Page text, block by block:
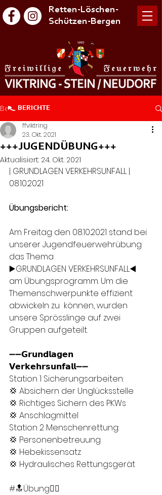
Retten-Löschen-
Schützen-Bergen
Beitrag
+++JUGENDÜBUNG+++
ffviktring
23. Okt. 2021
Aktualisiert: 24. Okt. 2021
| GRUNDLAGEN VERKEHRSUNFALL |
08.10.2021
Übungsbericht:
Am Freitag den 08.10.2021 stand bei
unserer Jugendfeuerwehrübung
das Thema
▶️GRUNDLAGEN VERKEHRSUNFALL◀️
am Übungsprogramm. Um die
Themenschwerpunkte effizient
abwickeln zu  können, wurden
unsere Sprösslinge auf zwei
Gruppen aufgeteilt.
➖➖𝗚𝗿𝘂𝗻𝗱𝗹𝗮𝗴𝗲𝗻
𝗩𝗲𝗿𝗸𝗲𝗵𝗿𝘀𝘂𝗻𝗳𝗮𝗹𝗹➖➖
Station 1 Sicherungsarbeiten:
💢 Absichern der Unglücksstelle
💢 Richtiges Sichern des PKWs
💢 Anschlagmittel
Station 2 Menschenrettung:
💢 Personenbetreuung
💢 Hebekissensatz
💢 Hydraulisches Rettungsgerät
#🔝Übung👍🏻
BERICHTE